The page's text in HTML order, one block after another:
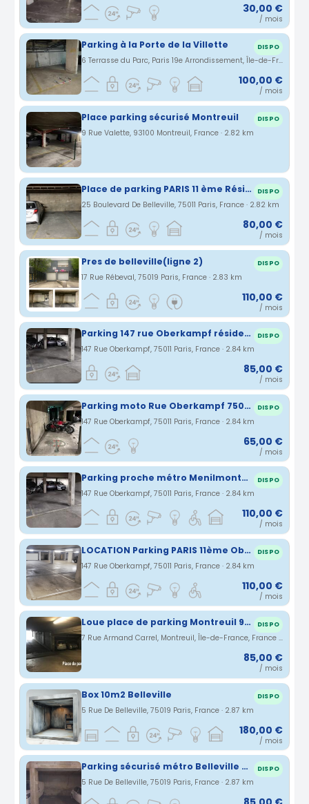
30,00 €
/ mois
Parking à la Porte de la Villette DISPO
6 Terrasse du Parc, Paris 19e Arrondissement, Île-de-France, France · 2.82 km
100,00 €
/ mois
Place parking sécurisé Montreuil DISPO
9 Rue Valette, 93100 Montreuil, France · 2.82 km
Place de parking PARIS 11 ème Résidence sécurisée Métro Couronne DISPO
25 Boulevard De Belleville, 75011 Paris, France · 2.82 km
80,00 €
/ mois
Pres de belleville(ligne 2) DISPO
17 Rue Rébeval, 75019 Paris, France · 2.83 km
110,00 €
/ mois
Parking 147 rue Oberkampf résidence sécurisée DISPO
147 Rue Oberkampf, 75011 Paris, France · 2.84 km
85,00 €
/ mois
Parking moto Rue Oberkampf 75011 Paris / proche métro Ménilmontant DISPO
147 Rue Oberkampf, 75011 Paris, France · 2.84 km
65,00 €
/ mois
Parking proche métro Menilmontant Paris 11 DISPO
147 Rue Oberkampf, 75011 Paris, France · 2.84 km
110,00 €
/ mois
LOCATION Parking PARIS 11ème Oberkampf DISPO
147 Rue Oberkampf, 75011 Paris, France · 2.84 km
110,00 €
/ mois
Loue place de parking Montreuil 93100 porte de Montreuil DISPO
7 Rue Armand Carrel, Montreuil, Île-de-France, France · 2.85 km
85,00 €
/ mois
Box 10m2 Belleville DISPO
5 Rue De Belleville, 75019 Paris, France · 2.87 km
180,00 €
/ mois
Parking sécurisé métro Belleville 75019 DISPO
5 Rue De Belleville, 75019 Paris, France · 2.87 km